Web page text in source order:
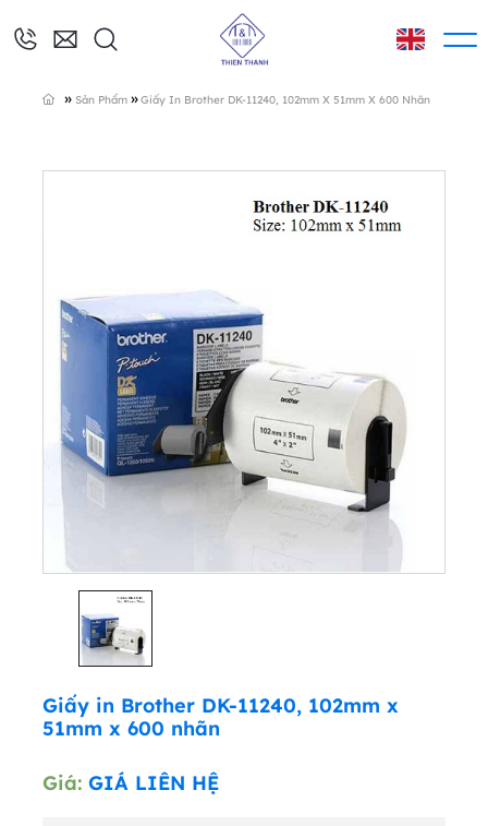
» Sản Phẩm » Giấy In Brother DK-11240, 102mm X 51mm X 600 Nhãn
Giấy in Brother DK-11240, 102mm x
51mm x 600 nhãn
Giá: GIÁ LIÊN HỆ